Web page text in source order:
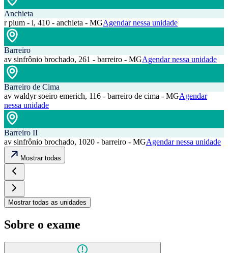
Anchieta
r pium - i, 410 - anchieta - MGAgendar nessa unidade
Barreiro
av sinfrônio brochado, 261 - barreiro - MGAgendar nessa unidade
Barreiro de Cima
av waldyr soeiro emerich, 116 - barreiro de cima - MGAgendar
nessa unidade
Barreiro II
av sinfrônio brochado, 1020 - barreiro - MGAgendar nessa unidade
Mostrar todas
Mostrar todas as unidades
Sobre o exame